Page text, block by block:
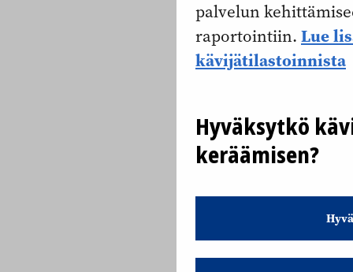
palvelun
raportointiin. Lue
kävijätilastoinnista
Hyväksytkö
keräämisen?